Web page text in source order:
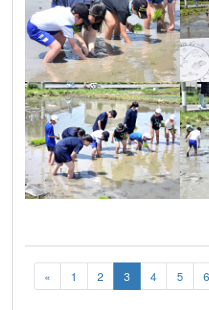
« 1 2 3 4 5 6